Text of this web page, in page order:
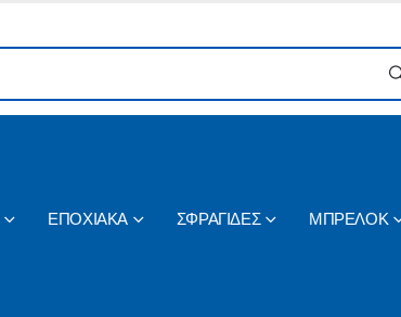
ΕΠΟΧΙΑΚΑ ΣΦΡΑΓΙΔΕΣ ΜΠΡΕΛΟΚ